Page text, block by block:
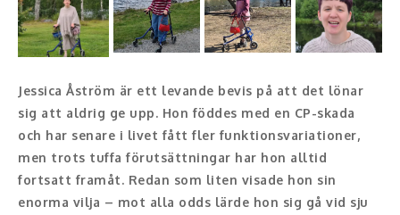
Moderator
Konferencier
Workshopledare, facilitator
Radio och TV-profiler
Underhållning och event
Jessica Åström är ett levande bevis på att det lönar
sig att aldrig ge upp. Hon föddes med en CP-skada
och har senare i livet fått fler funktionsvariationer,
men trots tuffa förutsättningar har hon alltid
fortsatt framåt. Redan som liten visade hon sin
enorma vilja – mot alla odds lärde hon sig gå vid sju